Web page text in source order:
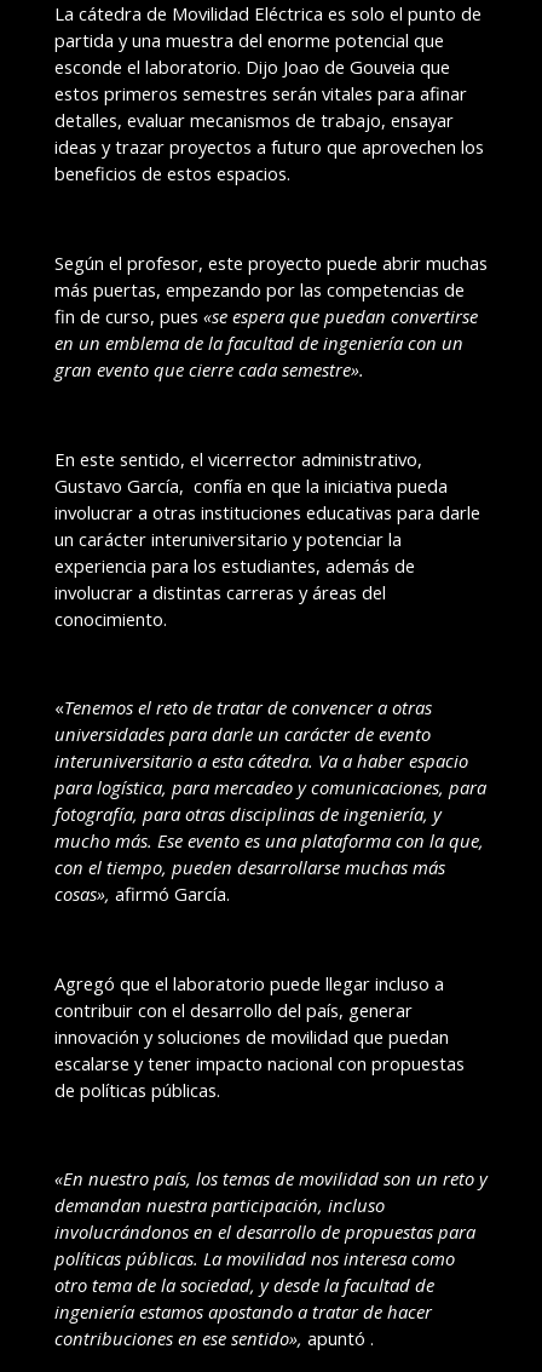
La cátedra de Movilidad Eléctrica es solo el punto de
partida y una muestra del enorme potencial que
esconde el laboratorio. Dijo Joao de Gouveia que
estos primeros semestres serán vitales para afinar
detalles, evaluar mecanismos de trabajo, ensayar
ideas y trazar proyectos a futuro que aprovechen los
beneficios de estos espacios.
Según el profesor, este proyecto puede abrir muchas
más puertas, empezando por las competencias de
fin de curso, pues «se espera que puedan convertirse
en un emblema de la facultad de ingeniería con un
gran evento que cierre cada semestre».
En este sentido, el vicerrector administrativo,
Gustavo García, confía en que la iniciativa pueda
involucrar a otras instituciones educativas para darle
un carácter interuniversitario y potenciar la
experiencia para los estudiantes, además de
involucrar a distintas carreras y áreas del
conocimiento.
«Tenemos el reto de tratar de convencer a otras
universidades para darle un carácter de evento
interuniversitario a esta cátedra. Va a haber espacio
para logística, para mercadeo y comunicaciones, para
fotografía, para otras disciplinas de ingeniería, y
mucho más. Ese evento es una plataforma con la que,
con el tiempo, pueden desarrollarse muchas más
cosas», afirmó García.
Agregó que el laboratorio puede llegar incluso a
contribuir con el desarrollo del país, generar
innovación y soluciones de movilidad que puedan
escalarse y tener impacto nacional con propuestas
de políticas públicas.
«En nuestro país, los temas de movilidad son un reto y
demandan nuestra participación, incluso
involucrándonos en el desarrollo de propuestas para
políticas públicas. La movilidad nos interesa como
otro tema de la sociedad, y desde la facultad de
ingeniería estamos apostando a tratar de hacer
contribuciones en ese sentido», apuntó .